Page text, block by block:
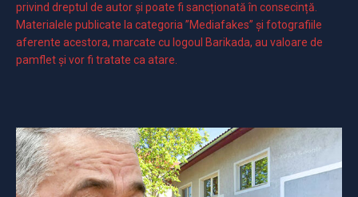
privind dreptul de autor și poate fi sancționată în consecință.
Materialele publicate la categoria ”Mediafakes” și fotografiile
aferente acestora, marcate cu logoul Barikada, au valoare de
pamflet și vor fi tratate ca atare.